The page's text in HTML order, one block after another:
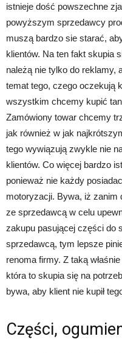
istnieje dość powszechne
powyższym sprzedawcy
muszą bardzo sie starać,
klientów. Na ten fakt skupia
należą nie tylko do reklamy,
temat tego, czego oczekują
wszystkim chcemy kupić
Zamówiony towar chcemy
jak również w jak
tego wywiązują zwykle nie
klientów. Co więcej bardzo
ponieważ nie każdy
motoryzacji. Bywa, iż zanim
ze sprzedawcą w celu
zakupu pasującej części do
sprzedawcą, tym lepsze
renoma firmy. Z taką
która to skupia się na
bywa, aby klient nie kupił
Części,